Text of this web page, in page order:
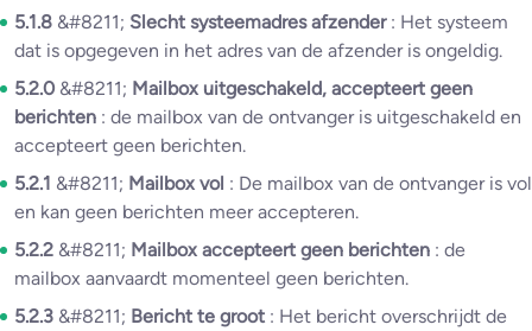
5.1.8 &#8211; Slecht systeemadres afzender : Het systeem
dat is opgegeven in het adres van de afzender is ongeldig.
5.2.0 &#8211; Mailbox uitgeschakeld, accepteert geen
berichten : de mailbox van de ontvanger is uitgeschakeld en
accepteert geen berichten.
5.2.1 &#8211; Mailbox vol : De mailbox van de ontvanger is vol
en kan geen berichten meer accepteren.
5.2.2 &#8211; Mailbox accepteert geen berichten : de
mailbox aanvaardt momenteel geen berichten.
5.2.3 &#8211; Bericht te groot : Het bericht overschrijdt de